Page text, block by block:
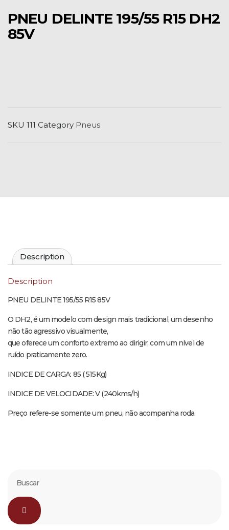
PNEU DELINTE 195/55 R15 DH2
85V
SKU 111 Category Pneus
Description
Description
PNEU DELINTE 195/55 R15 85V
O DH2, é um modelo com design mais tradicional, um desenho
não tão agressivo visualmente,
que oferece um conforto extremo ao dirigir, com um nível de
ruído praticamente zero.
INDICE DE CARGA: 85 ( 515Kg)
INDICE DE VELOCIDADE: V (240kms/h)
Preço refere-se somente um pneu, não acompanha roda.